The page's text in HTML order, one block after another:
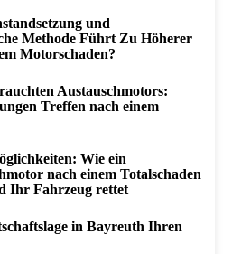
und
Methode Führt Zu Höherer
Motorschaden?
Austauschmotors:
Treffen nach einem
Wie ein
nach einem Totalschaden
Ihr Fahrzeug rettet
in Bayreuth Ihren